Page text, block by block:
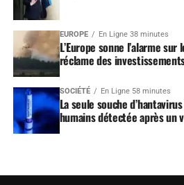
EUROPE En Ligne 38 minutes
L’Europe sonne l’alarme
réclame des
SOCIÉTÉ En Ligne 58 minutes
La seule souche
humains détectée après un